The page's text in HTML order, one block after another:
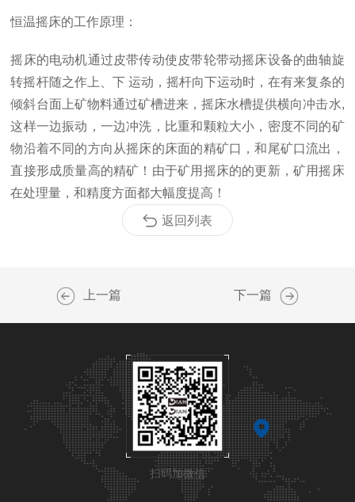
恒温摇床的工作原理：
摇床的电动机通过皮带传动使皮带轮带动摇床设备的曲轴旋
转摇杆随之作上、下 运动，摇杆向下运动时，在有来复条的
倾斜台面上矿物料通过矿槽进来，摇床水槽提供横向冲击水,
这样一边振动，一边冲洗，比重和颗粒大小，密度不同的矿
物沿着不同的方向从摇床的床面的精矿口，和尾矿口流出，
直接形成质量高的精矿！由于矿用摇床的的更新，矿用摇床
在处理量，和精度方面都大幅度提高！
返回列表
上一篇 下一篇
扫码加微信